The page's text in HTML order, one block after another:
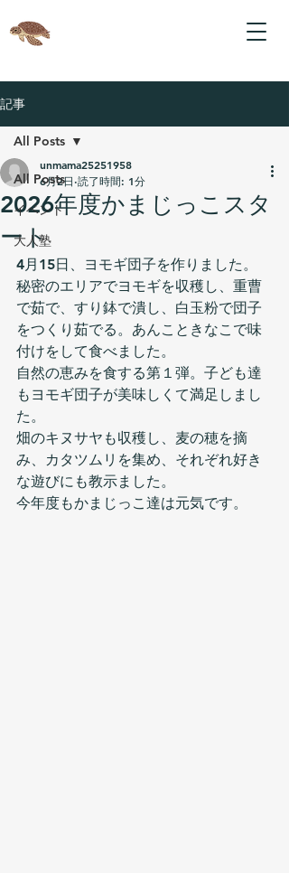
記事
All Posts
イベント
大人塾
All Posts
2026年度かまじっこスタ
ート
unmama25251958
6月2日 読了時間: 1分
4月15日、ヨモギ団子を作りました。
秘密のエリアでヨモギを収穫し、重曹
で茹で、すり鉢で潰し、白玉粉で団子
をつくり茹でる。あんこときなこで味
付けをして食べました。
自然の恵みを食する第１弾。子ども達
もヨモギ団子が美味しくて満足しまし
た。
畑のキヌサヤも収穫し、麦の穂を摘
み、カタツムリを集め、それぞれ好き
な遊びにも教示ました。
今年度もかまじっこ達は元気です。